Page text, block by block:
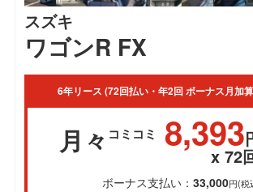
スズキ
ワゴンR FX
6年リース (72回払い・年2回 ボーナス月加
月々 コミコミ 8,393
x 72
ボーナス支払い： 33,000円(税